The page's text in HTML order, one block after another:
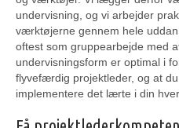
undervisning, og vi arbejder
værktøjerne gennem hele
oftest som gruppearbejde med
undervisningsform er optimal i
flyvefærdig projektleder, og at
implementere det lærte i din